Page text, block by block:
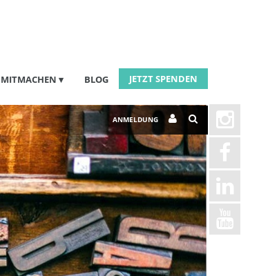
MITMACHEN BLOG JETZT SPENDEN
ANMELDUNG